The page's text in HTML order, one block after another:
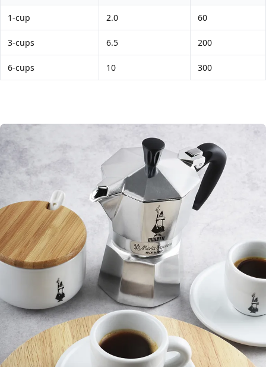
1-cup 2.0 60
3-cups 6.5 200
6-cups 10 300